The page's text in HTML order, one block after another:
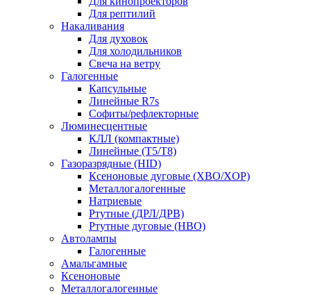
Для рептилий
Накаливания
Для духовок
Для холодильников
Свеча на ветру
Галогенные
Капсульные
Линейные R7s
Софиты/рефлекторные
Люминесцентные
КЛЛ (компактные)
Линейные (T5/T8)
Газоразрядные (HID)
Ксеноновые дуговые (XBO/XOP)
Металлогалогенные
Натриевые
Ртутные (ДРЛ/ДРВ)
Ртутные дуговые (HBO)
Автолампы
Галогенные
Амальгамные
Ксеноновые
Металлогалогенные